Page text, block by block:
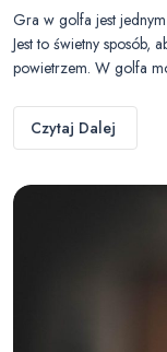
Gra w golfa jest
Jest to świetny sposób,
powietrzem. W golfa
Czytaj Dalej